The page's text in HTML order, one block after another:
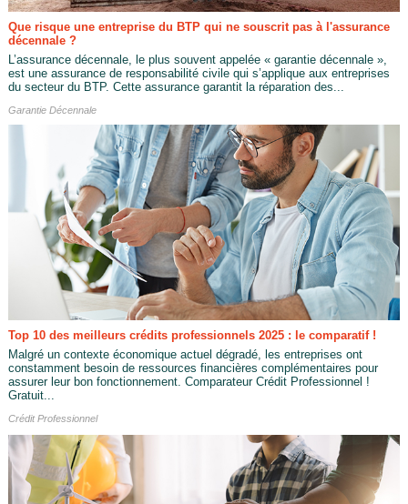
Que risque une entreprise du BTP qui ne souscrit pas à l'assurance
décennale ?
L’assurance décennale, le plus souvent appelée « garantie décennale »,
est une assurance de responsabilité civile qui s’applique aux entreprises
du secteur du BTP. Cette assurance garantit la réparation des...
Garantie Décennale
Top 10 des meilleurs crédits professionnels 2025 : le comparatif !
Malgré un contexte économique actuel dégradé, les entreprises ont
constamment besoin de ressources financières complémentaires pour
assurer leur bon fonctionnement. Comparateur Crédit Professionnel !
Gratuit...
Crédit Professionnel